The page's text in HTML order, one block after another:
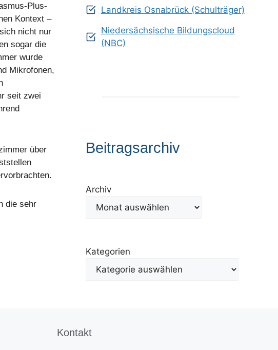
Plus-
Kontext –
nicht nur
sogar die
wurde
Mikrofonen,
seit zwei
über
die sehr
Landkreis Osnabrück (Schulträger)
Niedersächsische Bildungscloud
(NBC)
Beitragsarchiv
Archiv
Kategorien
Kontakt